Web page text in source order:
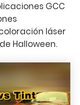
GCC
láser
Halloween.